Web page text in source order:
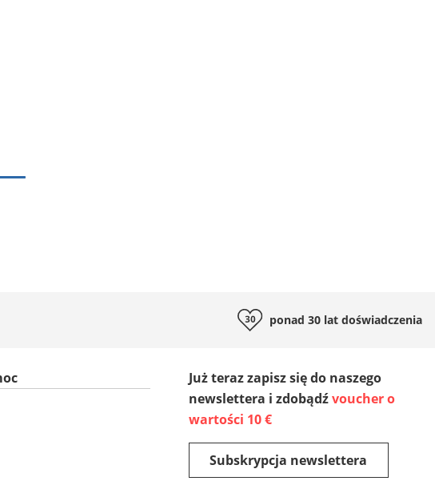
ponad 30 lat doświadczenia
Już teraz zapisz się do naszego
newslettera i zdobądźvoucher o
wartości 10 €
Subskrypcja newslettera